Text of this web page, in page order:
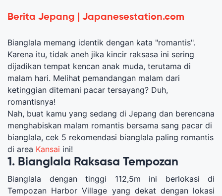
Berita Jepang | Japanesestation.com
Bianglala memang identik dengan kata "romantis".
Karena itu, tidak aneh jika kincir raksasa ini sering
dijadikan tempat kencan anak muda, terutama di
malam hari. Melihat pemandangan malam dari
ketinggian ditemani pacar tersayang? Duh,
romantisnya!
Nah, buat kamu yang sedang di Jepang dan berencana
menghabiskan malam romantis bersama sang pacar di
bianglala, cek 5 rekomendasi bianglala paling romantis
di area Kansai ini!
1. Bianglala Raksasa Tempozan
Bianglala dengan tinggi 112,5m ini berlokasi di
Tempozan Harbor Village yang dekat dengan lokasi